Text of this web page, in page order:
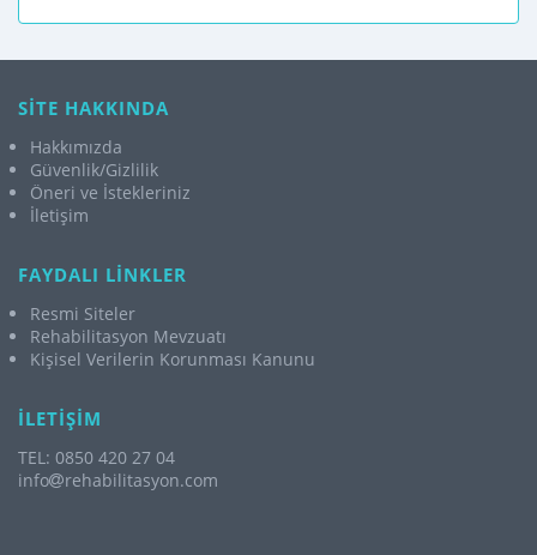
SİTE HAKKINDA
Hakkımızda
Güvenlik/Gizlilik
Öneri ve İstekleriniz
İletişim
FAYDALI LİNKLER
Resmi Siteler
Rehabilitasyon Mevzuatı
Kişisel Verilerin Korunması Kanunu
İLETİŞİM
TEL: 0850 420 27 04
info
rehabilitasyon.com